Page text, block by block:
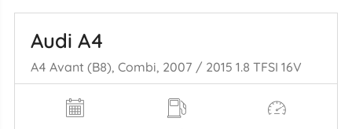
Audi A4
A4 Avant (B8), Combi, 2007 / 2015 1.8 TFSI 16V